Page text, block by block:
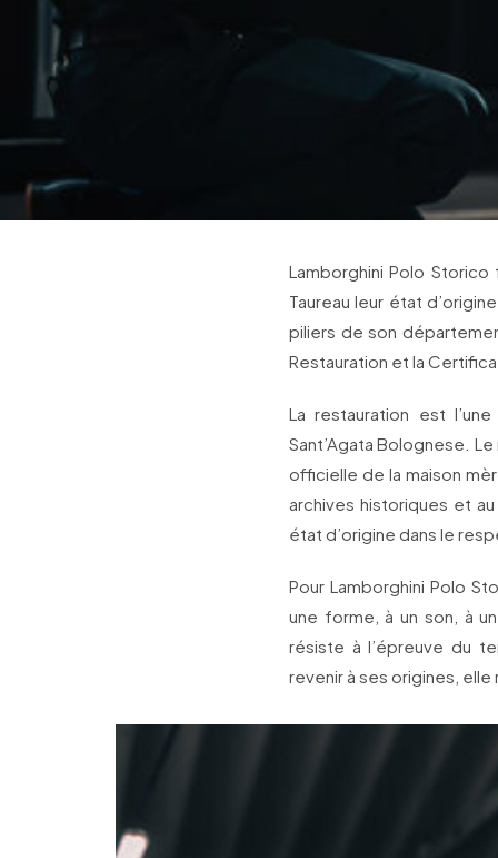
Lamborghini Polo
Taureau leur état
piliers de son
Restauration et la
La restauration est
Sant’Agata Bolognese.
officielle de la maison
archives historiques et
état d’origine dans le
Pour Lamborghini Polo
une forme, à un son, à
résiste à l’épreuve du
revenir à ses origines, elle